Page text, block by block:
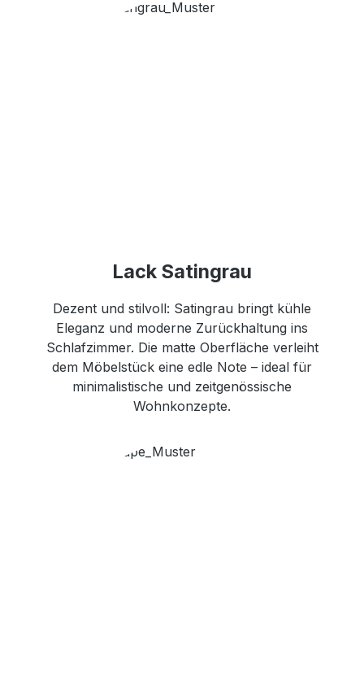
Lack Satingrau
Dezent und stilvoll: Satingrau bringt kühle
Eleganz und moderne Zurückhaltung ins
Schlafzimmer. Die matte Oberfläche verleiht
dem Möbelstück eine edle Note – ideal für
minimalistische und zeitgenössische
Wohnkonzepte.